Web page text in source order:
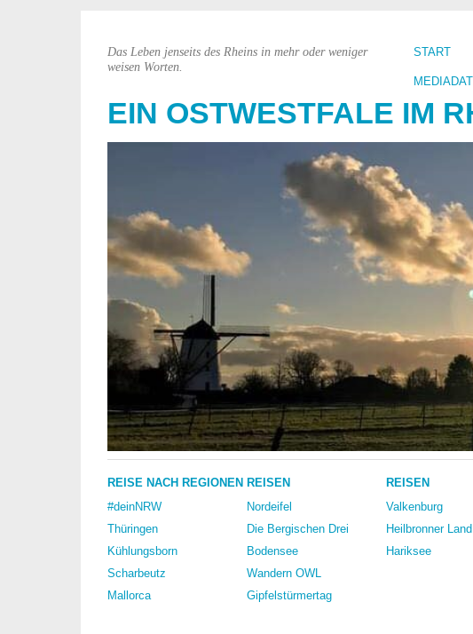
START
EIN OSTWESTFALE IM
Das Leben jenseits des Rheins in mehr oder weniger
weisen Worten.
REISE NACH REGIONEN
#deinNRW
Thüringen
Kühlungsborn
Scharbeutz
Mallorca
REISEN
Nordeifel
Die Bergischen Drei
Bodensee
Wandern OWL
Gipfelstürmertag
REISEN
Valkenburg
Heilbronner Land
Hariksee